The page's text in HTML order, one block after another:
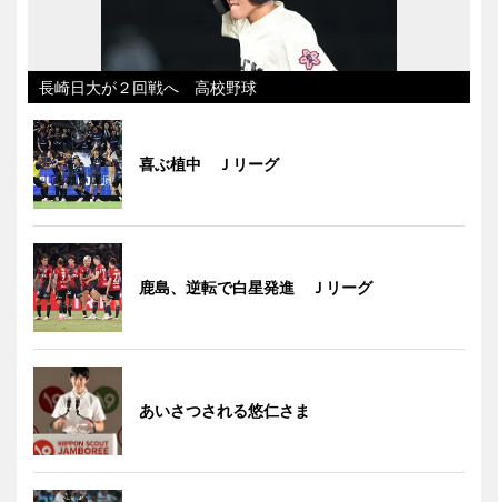
長崎日大が２回戦へ 高校野球
喜ぶ植中 Ｊリーグ
鹿島、逆転で白星発進 Ｊリーグ
あいさつされる悠仁さま